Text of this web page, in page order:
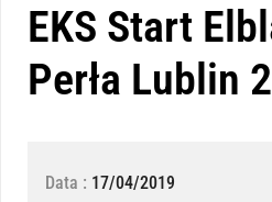
EKS Start
Perła Lublin
Data : 17/04/2019